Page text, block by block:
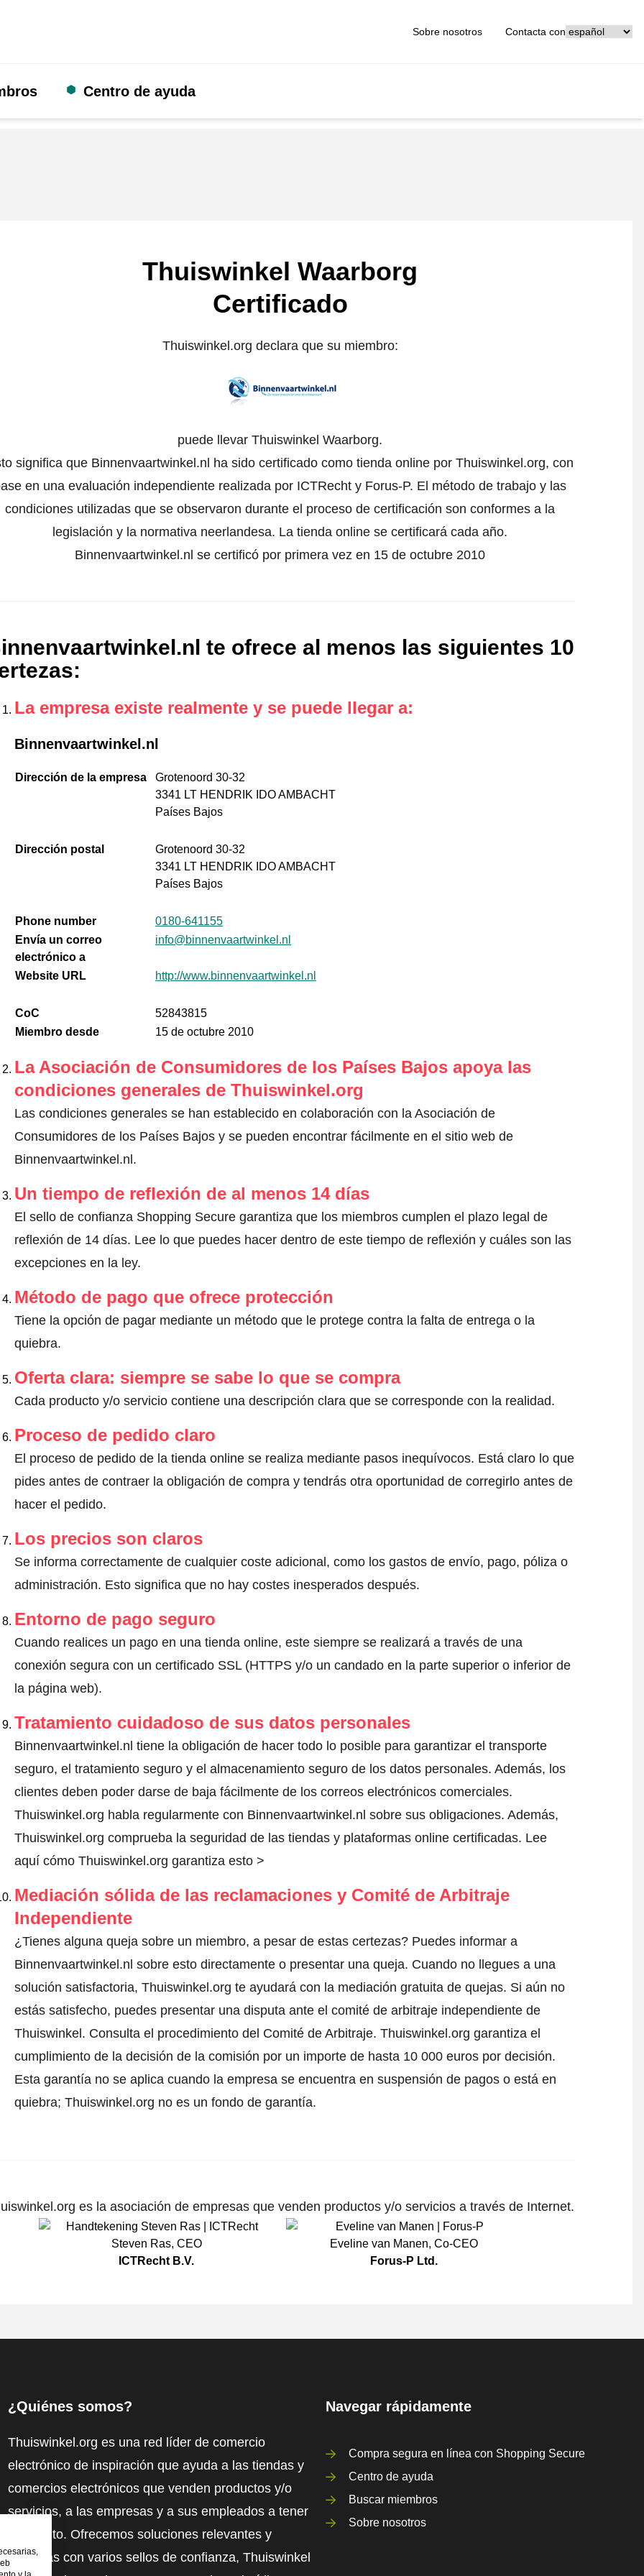
Sobre nosotros Contacta con
Centro de ayuda
Thuiswinkel Waarborg
Certificado
Thuiswinkel.org declara que su miembro:
puede llevar Thuiswinkel Waarborg.
significa que Binnenvaartwinkel.nl ha sido certificado como tienda online por Thuiswinkel.org, con
en una evaluación independiente realizada por ICTRecht y Forus-P. El método de trabajo y las
condiciones utilizadas que se observaron durante el proceso de certificación son conformes a la
legislación y la normativa neerlandesa. La tienda online se certificará cada año.
Binnenvaartwinkel.nl se certificó por primera vez en 15 de octubre 2010
te ofrece al menos las siguientes 10
:
La empresa existe realmente y se puede llegar a:
Binnenvaartwinkel.nl
Dirección de la empresa
Grotenoord 30-32
3341 LT HENDRIK IDO AMBACHT
Países Bajos
Dirección postal
Grotenoord 30-32
3341 LT HENDRIK IDO AMBACHT
Países Bajos
Phone number
0180-641155
Envía un correo
electrónico a
info@binnenvaartwinkel.nl
Website URL http://www.binnenvaartwinkel.nl
CoC
52843815
Miembro desde
15 de octubre 2010
La Asociación de Consumidores de los Países Bajos apoya las
condiciones generales de Thuiswinkel.org
Las condiciones generales se han establecido en colaboración con la Asociación de
Consumidores de los Países Bajos y se pueden encontrar fácilmente en el sitio web de
Binnenvaartwinkel.nl.
Un tiempo de reflexión de al menos 14 días
El sello de confianza Shopping Secure garantiza que los miembros cumplen el plazo legal de
reflexión de 14 días. Lee lo que puedes hacer dentro de este tiempo de reflexión y cuáles son las
excepciones en la ley.
Método de pago que ofrece protección
Tiene la opción de pagar mediante un método que le protege contra la falta de entrega o la
quiebra.
Oferta clara: siempre se sabe lo que se compra
Cada producto y/o servicio contiene una descripción clara que se corresponde con la realidad.
Proceso de pedido claro
El proceso de pedido de la tienda online se realiza mediante pasos inequívocos. Está claro lo que
pides antes de contraer la obligación de compra y tendrás otra oportunidad de corregirlo antes de
hacer el pedido.
Los precios son claros
Se informa correctamente de cualquier coste adicional, como los gastos de envío, pago, póliza o
administración. Esto significa que no hay costes inesperados después.
Entorno de pago seguro
Cuando realices un pago en una tienda online, este siempre se realizará a través de una
conexión segura con un certificado SSL (HTTPS y/o un candado en la parte superior o inferior de
la página web).
Tratamiento cuidadoso de sus datos personales
Binnenvaartwinkel.nl tiene la obligación de hacer todo lo posible para garantizar el transporte
seguro, el tratamiento seguro y el almacenamiento seguro de los datos personales. Además, los
clientes deben poder darse de baja fácilmente de los correos electrónicos comerciales.
Thuiswinkel.org habla regularmente con Binnenvaartwinkel.nl sobre sus obligaciones. Además,
Thuiswinkel.org comprueba la seguridad de las tiendas y plataformas online certificadas. Lee
aquí cómo Thuiswinkel.org garantiza esto >
Mediación sólida de las reclamaciones y Comité de Arbitraje
Independiente
¿Tienes alguna queja sobre un miembro, a pesar de estas certezas? Puedes informar a
Binnenvaartwinkel.nl sobre esto directamente o presentar una queja. Cuando no llegues a una
solución satisfactoria, Thuiswinkel.org te ayudará con la mediación gratuita de quejas. Si aún no
estás satisfecho, puedes presentar una disputa ante el comité de arbitraje independiente de
Thuiswinkel. Consulta el procedimiento del Comité de Arbitraje. Thuiswinkel.org garantiza el
cumplimiento de la decisión de la comisión por un importe de hasta 10 000 euros por decisión.
Esta garantía no se aplica cuando la empresa se encuentra en suspensión de pagos o está en
quiebra; Thuiswinkel.org no es un fondo de garantía.
es la asociación de empresas que venden productos y/o servicios a través de Internet.
Steven Ras, CEO
ICTRecht B.V.
Eveline van Manen, Co-CEO
Forus-P Ltd.
¿Quiénes somos?
Thuiswinkel.org es una red líder de comercio
electrónico de inspiración que ayuda a las tiendas y
comercios electrónicos que venden productos y/o
servicios, a las empresas y a sus empleados a tener
más éxito. Ofrecemos soluciones relevantes y
prácticas con varios sellos de confianza, Thuiswinkel
Navegar rápidamente
Compra segura en línea con Shopping Secure
Centro de ayuda
Buscar miembros
Sobre nosotros